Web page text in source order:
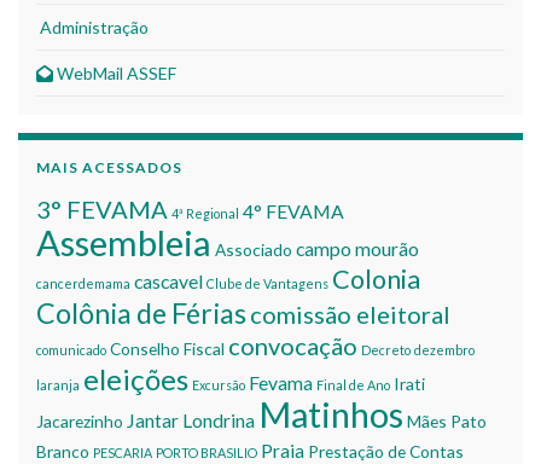
Administração
WebMail ASSEF
MAIS ACESSADOS
3° FEVAMA 4ª Regional 4° FEVAMA
Assembleia Associado campo mourão
cancerdemama cascavel Clube de Vantagens Colonia
Colônia de Fériascomissão eleitoral
comunicado Conselho Fiscal convocação Decreto dezembro
laranja eleições Excursão Fevama Final de Ano Irati
Jacarezinho Jantar Londrina Matinhos Mães Pato
Branco PESCARIA PORTO BRASILIO Praia Prestação de Contas